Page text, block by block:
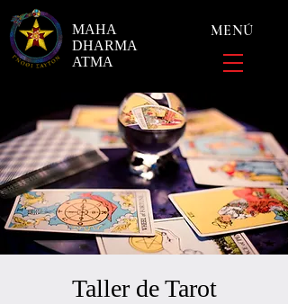
MAHA
DHARMA
ATMA
MENÚ
Taller de Tarot